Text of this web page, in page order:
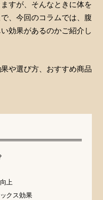
すが、そんなときに体を
、今回のコラムでは、腹
効果があるのかご紹介し
や選び方、おすすめ商品
上
クス効果